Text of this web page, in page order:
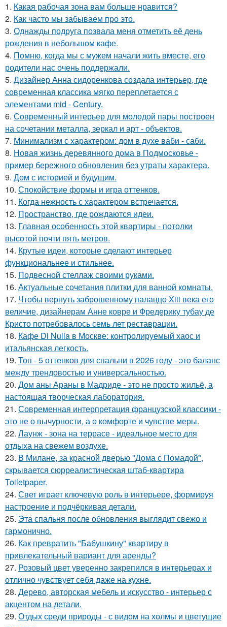
1. Какая рабочая зона вам больше нравится?
2. Как часто мы забываем про это.
3. Однажды подруга позвала меня отметить её день
рождения в небольшом кафе.
4. Помню, когда мы с мужем начали жить вместе, его
родители нас очень поддержали.
5. Дизайнер Анна сидоренкова создала интерьер, где
современная классика мягко переплетается с
элементами mid - Century.
6. Современный интерьер для молодой пары построен
на сочетании металла, зеркал и арт - объектов.
7. Минимализм с характером: дом в духе ваби - саби.
8. Новая жизнь деревянного дома в Подмосковье -
пример бережного обновления без утраты характера.
9. Дом с историей и будущим.
10. Спокойствие формы и игра оттенков.
11. Когда нежность с характером встречается.
12. Пространство, где рождаются идеи.
13. Главная особенность этой квартиры - потолки
высотой почти пять метров.
14. Крутые идеи, которые сделают интерьер
функциональнее и стильнее.
15. Подвесной стеллаж своими руками.
16. Актуальные сочетания плитки для ванной комнаты.
17. Чтобы вернуть заброшенному палаццо Xiii века его
величие, дизайнерам Анне ковре и Фредерику тубау де
Кристо потребовалось семь лет реставрации.
18. Кафе Di Nulla в Москве: контролируемый хаос и
итальянская легкость.
19. Топ - 5 оттенков для спальни в 2026 году - это баланс
между трендовостью и универсальностью.
20. Дом аны Араны в Мадриде - это не просто жильё, а
настоящая творческая лаборатория.
21. Современная интерпретация французской классики -
это не о вычурности, а о комфорте и чувстве меры.
22. Лаунж - зона на террасе - идеальное место для
отдыха на свежем воздухе.
23. В Милане, за красной дверью "Дома с Помадой",
скрывается сюрреалистическая штаб-квартира
Toiletpaper.
24. Свет играет ключевую роль в интерьере, формируя
настроение и подчёркивая детали.
25. Эта спальня после обновления выглядит свежо и
гармонично.
26. Как превратить "Бабушкину" квартиру в
привлекательный вариант для аренды?
27. Розовый цвет уверенно закрепился в интерьерах и
отлично чувствует себя даже на кухне.
28. Дерево, авторская мебель и искусство - интерьер с
акцентом на детали.
29. Отдых среди природы - с видом на холмы и цветущие